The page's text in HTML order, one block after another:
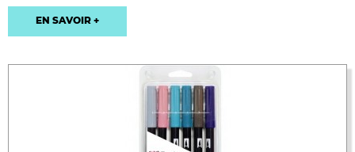
EN SAVOIR +